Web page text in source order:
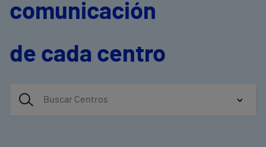
comunicación
de cada centro